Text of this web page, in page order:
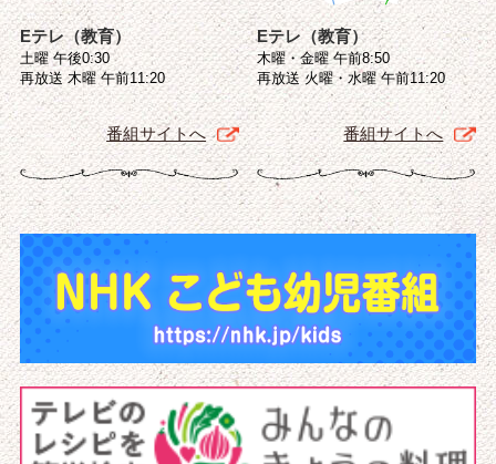
Eテレ（教育）
土曜 午後0:30
再放送 木曜 午前11:20
番組サイトへ
Eテレ（教育）
木曜・金曜 午前8:50
再放送 火曜・水曜 午前11:20
番組サイトへ